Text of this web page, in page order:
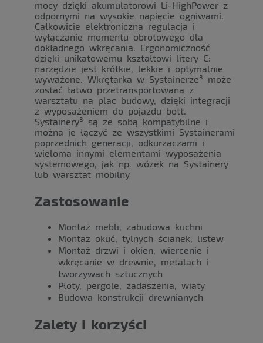
mocy dzięki akumulatorowi Li-HighPower z
odpornymi na wysokie napięcie ogniwami.
Całkowicie elektroniczna regulacja i
wyłączanie momentu obrotowego dla
dokładnego wkręcania. Ergonomiczność
dzięki unikatowemu kształtowi litery C:
narzędzie jest krótkie, lekkie i optymalnie
wyważone. Wkrętarka w Systainerze³ może
zostać łatwo przetransportowana z
warsztatu na plac budowy, dzięki integracji
z wyposażeniem do pojazdu bott.
Systainery³ są ze sobą kompatybilne i
można je łączyć ze wszystkimi Systainerami
poprzednich generacji, odkurzaczami i
wieloma innymi elementami wyposażenia
systemowego, jak np. wózek na Systainery
lub warsztat mobilny
Zastosowanie
Montaż mebli, zabudowa kuchni
Montaż okuć, tylnych ścianek, listew
Montaż drzwi i okien, wiercenie i
wkręcanie w drewnie, metalach i
tworzywach sztucznych
Płoty, pergole, zadaszenia, wiaty
Budowa konstrukcji drewnianych
Zalety i korzyści